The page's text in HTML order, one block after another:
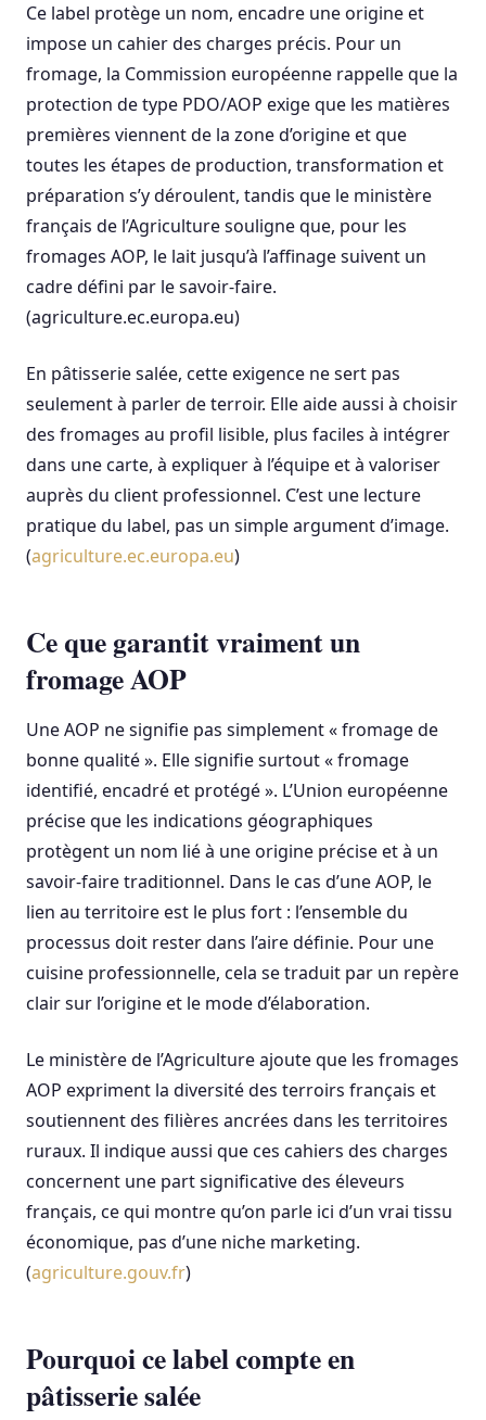
Ce label protège un nom, encadre une origine et
impose un cahier des charges précis. Pour un
fromage, la Commission européenne rappelle que la
protection de type PDO/AOP exige que les matières
premières viennent de la zone d’origine et que
toutes les étapes de production, transformation et
préparation s’y déroulent, tandis que le ministère
français de l’Agriculture souligne que, pour les
fromages AOP, le lait jusqu’à l’affinage suivent un
cadre défini par le savoir-faire.
(agriculture.ec.europa.eu)
En pâtisserie salée, cette exigence ne sert pas
seulement à parler de terroir. Elle aide aussi à choisir
des fromages au profil lisible, plus faciles à intégrer
dans une carte, à expliquer à l’équipe et à valoriser
auprès du client professionnel. C’est une lecture
pratique du label, pas un simple argument d’image.
(agriculture.ec.europa.eu)
Ce que garantit vraiment un
fromage AOP
Une AOP ne signifie pas simplement « fromage de
bonne qualité ». Elle signifie surtout « fromage
identifié, encadré et protégé ». L’Union européenne
précise que les indications géographiques
protègent un nom lié à une origine précise et à un
savoir-faire traditionnel. Dans le cas d’une AOP, le
lien au territoire est le plus fort : l’ensemble du
processus doit rester dans l’aire définie. Pour une
cuisine professionnelle, cela se traduit par un repère
clair sur l’origine et le mode d’élaboration.
Le ministère de l’Agriculture ajoute que les fromages
AOP expriment la diversité des terroirs français et
soutiennent des filières ancrées dans les territoires
ruraux. Il indique aussi que ces cahiers des charges
concernent une part significative des éleveurs
français, ce qui montre qu’on parle ici d’un vrai tissu
économique, pas d’une niche marketing.
(agriculture.gouv.fr)
Pourquoi ce label compte en
pâtisserie salée